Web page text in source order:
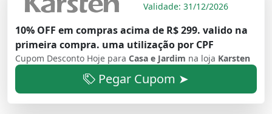
Validade: 31/12/2026
10% OFF em compras acima de R$ 299. valido na
primeira compra. uma utilização por CPF
Cupom Desconto Hoje para Casa e Jardim na loja Karsten
Pegar Cupom ➤